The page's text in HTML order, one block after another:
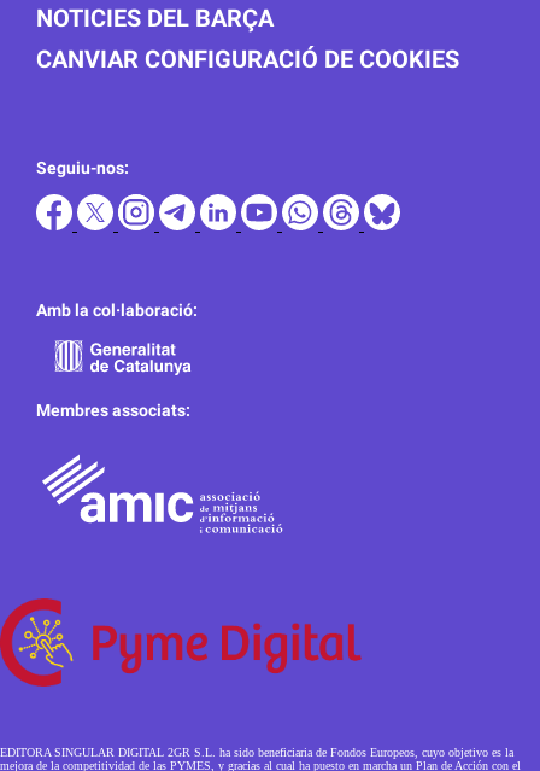
NOTICIES DEL BARÇA
CANVIAR CONFIGURACIÓ DE COOKIES
Seguiu-nos:
Amb la col·laboració:
Membres associats:
EDITORA SINGULAR DIGITAL 2GR S.L. ha sido beneficiaria de Fondos Europeos, cuyo objetivo es la
mejora de la competitividad de las PYMES, y gracias al cual ha puesto en marcha un Plan de Acción con el